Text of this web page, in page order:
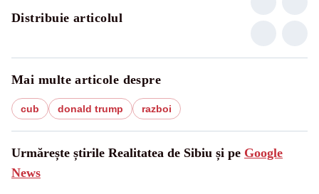
Distribuie articolul
Mai multe articole despre
cub donald trump razboi
Urmărește știrile Realitatea de Sibiu și pe Google
News